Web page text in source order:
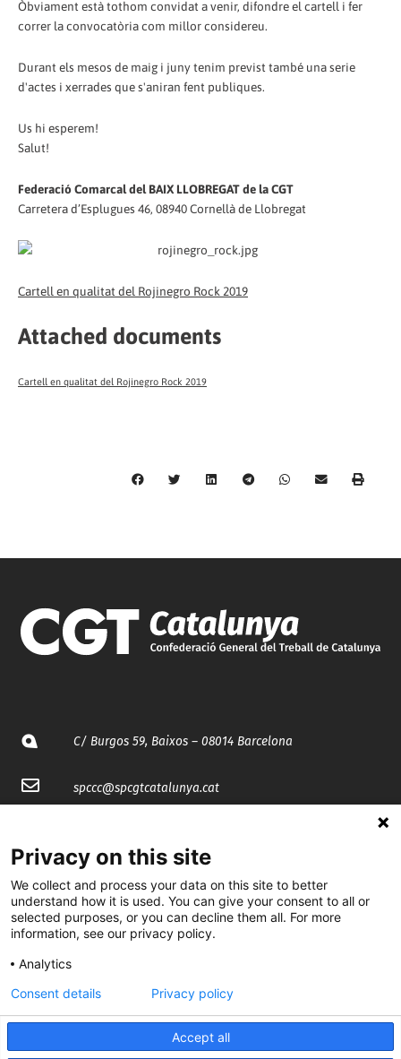
Òbviament està tothom convidat a venir, difondre el cartell i fer
correr la convocatòria com millor considereu.
Durant els mesos de maig i juny tenim previst també una serie
d'actes i xerrades que s'aniran fent publiques.
Us hi esperem!
Salut!
Federació Comarcal del BAIX LLOBREGAT de la CGT
Carretera d’Esplugues 46, 08940 Cornellà de Llobregat
Cartell en qualitat del Rojinegro Rock 2019
Attached documents
Cartell en qualitat del Rojinegro Rock 2019
C/ Burgos 59, Baixos – 08014 Barcelona
spccc@spcgtcatalunya.cat
@CGTCatalunya
cgtcatalunya
cgtcatalunya
Privacy on this site
We collect and process your data on this site to better
understand how it is used. You can give your consent to all or
selected purposes, or you can decline them all. For more
information, see our privacy policy.
Analytics
Accept all
Consent details Privacy policy